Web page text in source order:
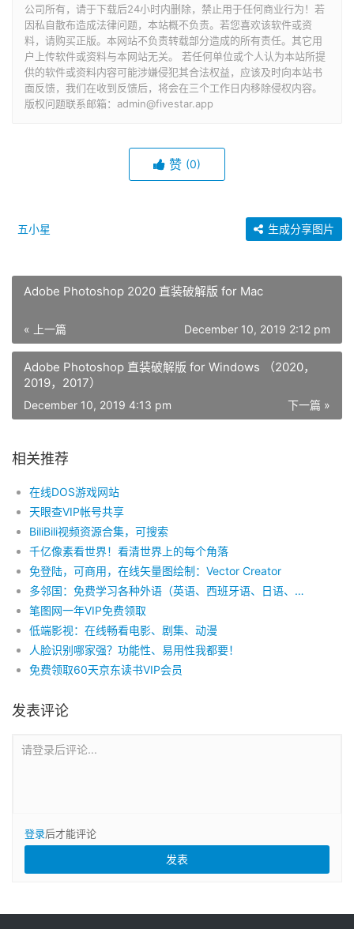
公司所有，请于下载后24小时内删除，禁止用于任何商业行为！若
因私自散布造成法律问题，本站概不负责。若您喜欢该软件或资
料，请购买正版。本网站不负责转载部分造成的所有责任。其它用
户上传软件或资料与本网站无关。 若任何单位或个人认为本站所提
供的软件或资料内容可能涉嫌侵犯其合法权益，应该及时向本站书
面反馈，我们在收到反馈后，将会在三个工作日内移除侵权内容。
版权问题联系邮箱：admin@fivestar.app
赞 (0)
五小星 生成分享图片
Adobe Photoshop 2020 直装破解版 for Mac
« 上一篇 December 10, 2019 2:12 pm
Adobe Photoshop 直装破解版 for Windows （2020，
2019，2017）
下一篇 »
December 10, 2019 4:13 pm
相关推荐
在线DOS游戏网站
天眼查VIP帐号共享
BiliBili视频资源合集，可搜索
千亿像素看世界！看清世界上的每个角落
免登陆，可商用，在线矢量图绘制：Vector Creator
多邻国：免费学习各种外语（英语、西班牙语、日语、韩语、德语、法语……）
笔图网一年VIP免费领取
低端影视：在线畅看电影、剧集、动漫
人脸识别哪家强？功能性、易用性我都要！
免费领取60天京东读书VIP会员
发表评论
请登录后评论...
登录后才能评论